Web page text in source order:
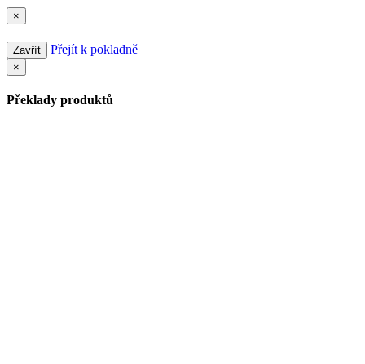
×
Zavřít Přejít k pokladně
×
Překlady produktů